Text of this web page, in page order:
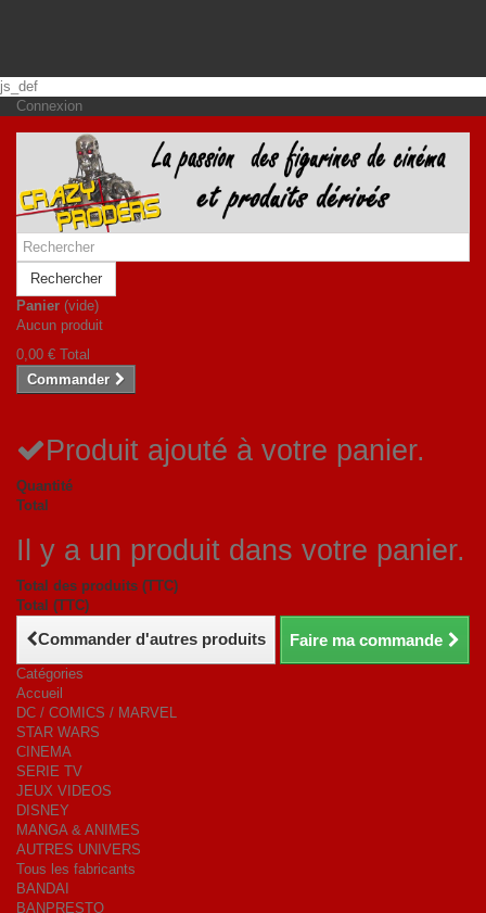
js_def
Connexion
Rechercher
Panier (vide)
Aucun produit
0,00 € Total
Commander
Produit ajouté à votre panier.
Quantité
Total
Il y a un produit dans votre panier.
Total des produits (TTC)
Total (TTC)
Commander d'autres produits Faire ma commande
Catégories
Accueil
DC / COMICS / MARVEL
STAR WARS
CINEMA
SERIE TV
JEUX VIDEOS
DISNEY
MANGA & ANIMES
AUTRES UNIVERS
Tous les fabricants
BANDAI
BANPRESTO